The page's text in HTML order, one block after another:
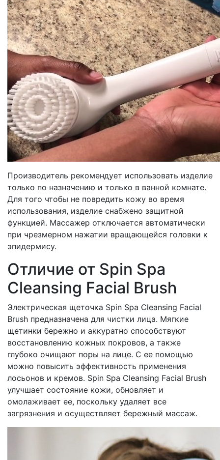
Производитель рекомендует использовать изделие
только по назначению и только в ванной комнате.
Для того чтобы не повредить кожу во время
использования, изделие снабжено защитной
функцией. Массажер отключается автоматически
при чрезмерном нажатии вращающейся головки к
эпидермису.
Отличие от Spin Spa
Cleansing Facial Brush
Электрическая щеточка Spin Spa Cleansing Facial
Brush предназначена для чистки лица. Мягкие
щетинки бережно и аккуратно способствуют
восстановлению кожных покровов, а также
глубоко очищают поры на лице. С ее помощью
можно повысить эффективность применения
лосьонов и кремов. Spin Spa Cleansing Facial Brush
улучшает состояние кожи, обновляет и
омолаживает ее, поскольку удаляет все
загрязнения и осуществляет бережный массаж.